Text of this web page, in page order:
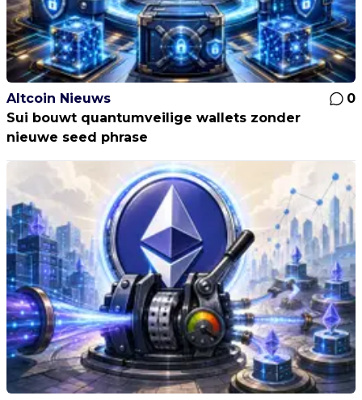
Altcoin Nieuws
0
Sui bouwt quantumveilige wallets zonder
nieuwe seed phrase